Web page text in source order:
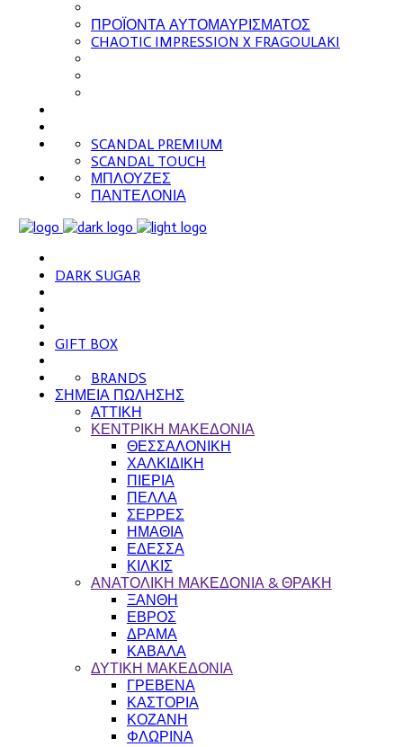
ΠΡΟΪΟΝΤΑ ΑΥΤΟΜΑΥΡΙΣΜΑΤΟΣ
CHAOTIC IMPRESSION X FRAGOULAKI
SCANDAL PREMIUM
SCANDAL TOUCH
ΜΠΛΟΥΖΕΣ
ΠΑΝΤΕΛΟΝΙΑ
DARK SUGAR
GIFT BOX
BRANDS
ΣΗΜΕΙΑ ΠΩΛΗΣΗΣ
ΑΤΤΙΚΗ
ΚΕΝΤΡΙΚΗ ΜΑΚΕΔΟΝΙΑ
ΘΕΣΣΑΛΟΝΙΚΗ
ΧΑΛΚΙΔΙΚΗ
ΠΙΕΡΙΑ
ΠΕΛΛΑ
ΣΕΡΡΕΣ
ΗΜΑΘΙΑ
ΕΔΕΣΣΑ
ΚΙΛΚΙΣ
ΑΝΑΤΟΛΙΚΗ ΜΑΚΕΔΟΝΙΑ & ΘΡΑΚΗ
ΞΑΝΘΗ
ΕΒΡΟΣ
ΔΡΑΜΑ
ΚΑΒΑΛΑ
ΔΥΤΙΚΗ ΜΑΚΕΔΟΝΙΑ
ΓΡΕΒΕΝΑ
ΚΑΣΤΟΡΙΑ
ΚΟΖΑΝΗ
ΦΛΩΡΙΝΑ